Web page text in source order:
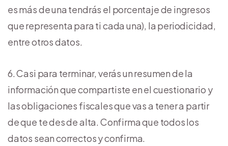
es más de una tendrás el porcentaje de ingresos
que representa para ti cada una), la periodicidad,
entre otros datos.
Casi para terminar, verás un resumen de la
información que compartiste en el cuestionario y
las obligaciones fiscales que vas a tener a partir
de que te des de alta. Confirma que todos los
datos sean correctos y confirma.